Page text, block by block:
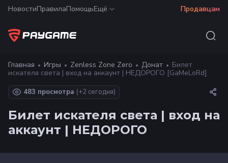
НовостиПравилаПомощьЕщё Продавцам
Главная Игры Zenless Zone Zero Донат
Билет
искателя света | вход на аккаунт | НЕДОРОГО [GaMeLoRd]
483 просмотра (+2 сегодня)
Билет искателя света | вход на
аккаунт | НЕДОРОГО